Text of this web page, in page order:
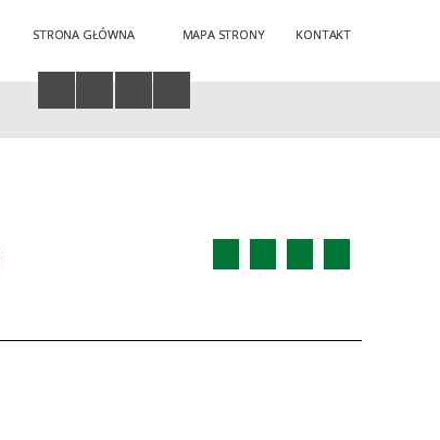
STRONA GŁÓWNA MAPA STRONY KONTAKT